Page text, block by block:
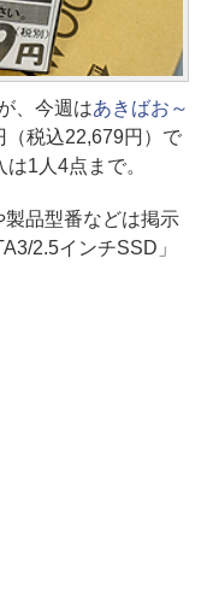
、今週はあきばお～
（税込22,679円）で
1人4点まで。
品型番などは掲示
2.5インチSSD」